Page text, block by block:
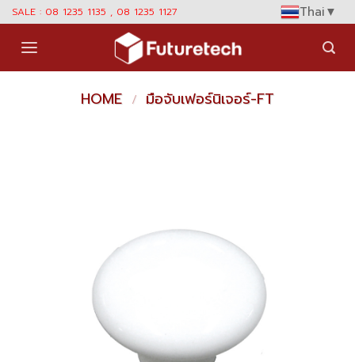
Skip
content
SALE : 08 1235 1135 , 08 1235 1127 Thai▼
HOME / มือจับเฟอร์นิเจอร์-FT